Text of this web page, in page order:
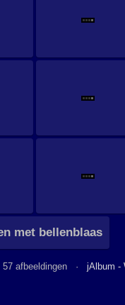
met bellenblaas
57 afbeeldingen ·jAlbum -